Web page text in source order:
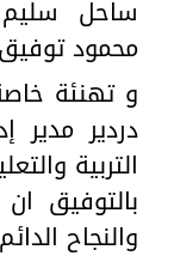
ساحل
محمود توفيق
و تهنئة
دردير مدير
التربية
بالتوفيق
والنجاح